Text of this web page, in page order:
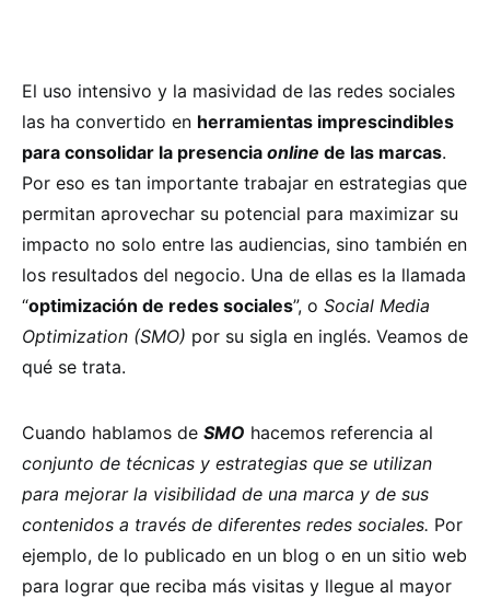
El uso intensivo y la masividad de las redes sociales
las ha convertido en herramientas imprescindibles
para consolidar la presencia online de las marcas.
Por eso es tan importante trabajar en estrategias que
permitan aprovechar su potencial para maximizar su
impacto no solo entre las audiencias, sino también en
los resultados del negocio. Una de ellas es la llamada
“optimización de redes sociales”, o Social Media
Optimization (SMO) por su sigla en inglés. Veamos de
qué se trata.
Cuando hablamos de SMO hacemos referencia al
conjunto de técnicas y estrategias que se utilizan
para mejorar la visibilidad de una marca y de sus
contenidos a través de diferentes redes sociales. Por
ejemplo, de lo publicado en un blog o en un sitio web
para lograr que reciba más visitas y llegue al mayor